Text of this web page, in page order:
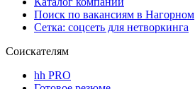
Поиск по вакансиям в Нагорном
Сетка: соцсеть для нетворкинга
Соискателям
hh PRO